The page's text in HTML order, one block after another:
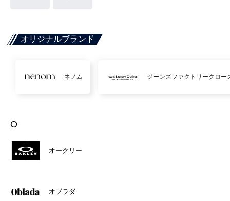
オリジナルブランド
ネノム ジーンズファクトリークロー
O
オークリー
オブラダ